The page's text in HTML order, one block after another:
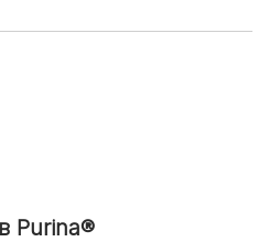
Purina®